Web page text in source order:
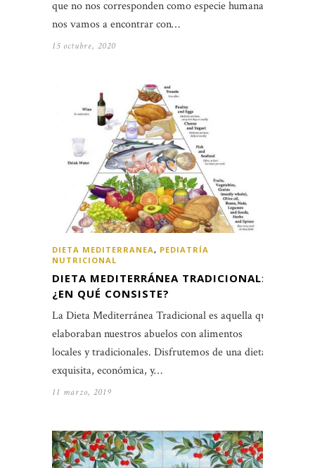
que no nos corresponden como especie humana,
nos vamos a encontrar con…
15 octubre, 2020
DIETA MEDITERRANEA, PEDIATRÍA
NUTRICIONAL
DIETA MEDITERRÁNEA TRADICIONAL:
¿EN QUÉ CONSISTE?
La Dieta Mediterránea Tradicional es aquella que
elaboraban nuestros abuelos con alimentos
locales y tradicionales. Disfrutemos de una dieta
exquisita, económica, y…
11 marzo, 2019